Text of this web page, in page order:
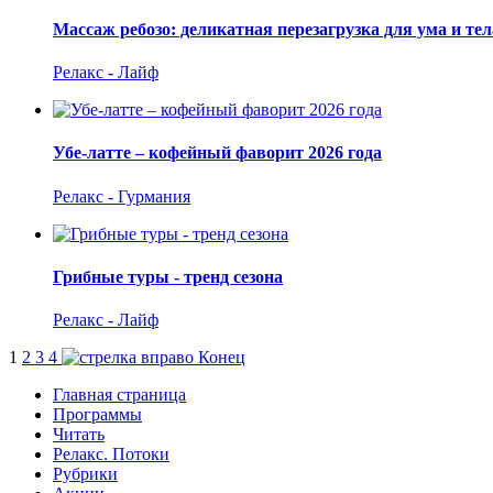
Массаж ребозо: деликатная перезагрузка для ума и
Релакс - Лайф
Убе-латте – кофейный фаворит 2026 года
Релакс - Гурмания
Грибные туры - тренд сезона
Релакс - Лайф
1 2 3 4
Конец
Главная страница
Программы
Читать
Релакс. Потоки
Рубрики